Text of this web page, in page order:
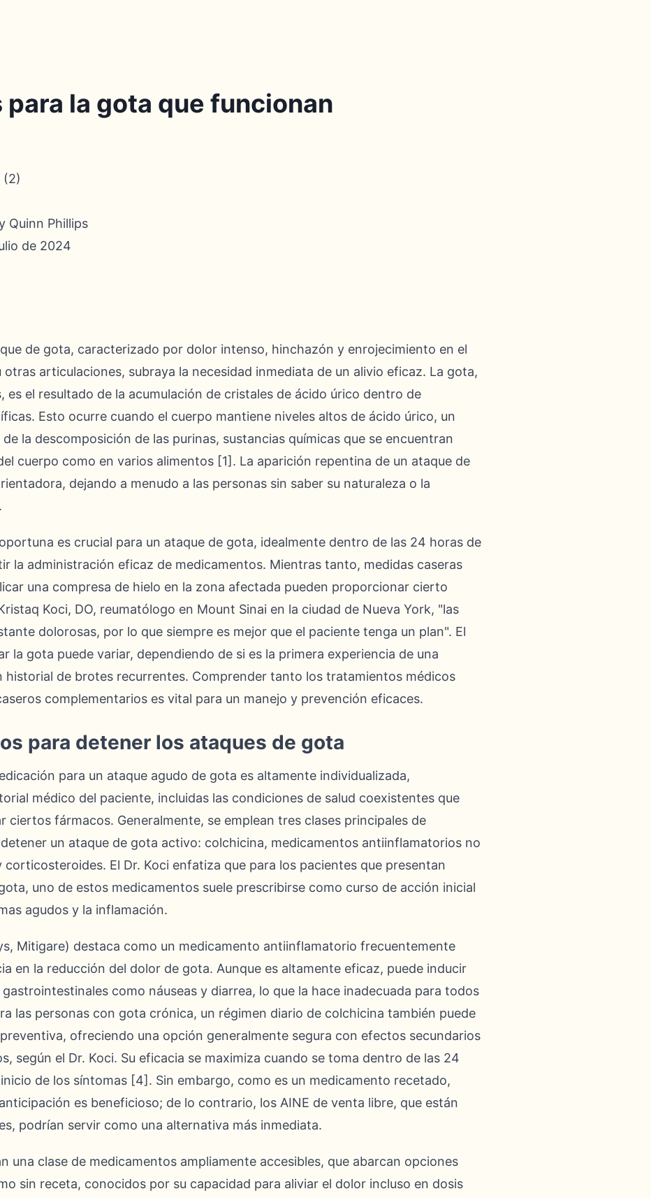
para la gota que funcionan
(2)
Quinn Phillips
de 2024
de gota, caracterizado por dolor intenso, hinchazón y enrojecimiento en el
articulaciones, subraya la necesidad inmediata de un alivio eficaz. La gota,
es el resultado de la acumulación de cristales de ácido úrico dentro de
Esto ocurre cuando el cuerpo mantiene niveles altos de ácido úrico, un
la descomposición de las purinas, sustancias químicas que se encuentran
cuerpo como en varios alimentos [1]. La aparición repentina de un ataque de
dejando a menudo a las personas sin saber su naturaleza o la
es crucial para un ataque de gota, idealmente dentro de las 24 horas de
la administración eficaz de medicamentos. Mientras tanto, medidas caseras
una compresa de hielo en la zona afectada pueden proporcionar cierto
Koci, DO, reumatólogo en Mount Sinai en la ciudad de Nueva York, "las
dolorosas, por lo que siempre es mejor que el paciente tenga un plan". El
la gota puede variar, dependiendo de si es la primera experiencia de una
historial de brotes recurrentes. Comprender tanto los tratamientos médicos
complementarios es vital para un manejo y prevención eficaces.
para detener los ataques de gota
para un ataque agudo de gota es altamente individualizada,
médico del paciente, incluidas las condiciones de salud coexistentes que
ciertos fármacos. Generalmente, se emplean tres clases principales de
un ataque de gota activo: colchicina, medicamentos antiinflamatorios no
corticosteroides. El Dr. Koci enfatiza que para los pacientes que presentan
uno de estos medicamentos suele prescribirse como curso de acción inicial
agudos y la inflamación.
Mitigare) destaca como un medicamento antiinflamatorio frecuentemente
en la reducción del dolor de gota. Aunque es altamente eficaz, puede inducir
como náuseas y diarrea, lo que la hace inadecuada para todos
las personas con gota crónica, un régimen diario de colchicina también puede
ofreciendo una opción generalmente segura con efectos secundarios
según el Dr. Koci. Su eficacia se maximiza cuando se toma dentro de las 24
de los síntomas [4]. Sin embargo, como es un medicamento recetado,
es beneficioso; de lo contrario, los AINE de venta libre, que están
podrían servir como una alternativa más inmediata.
una clase de medicamentos ampliamente accesibles, que abarcan opciones
sin receta, conocidos por su capacidad para aliviar el dolor incluso en dosis